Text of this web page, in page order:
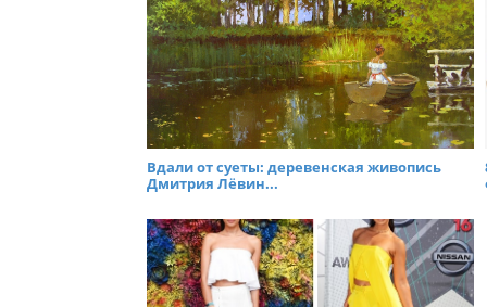
Вдали от суеты: деревенская живопись
Дмитрия Лёвин...